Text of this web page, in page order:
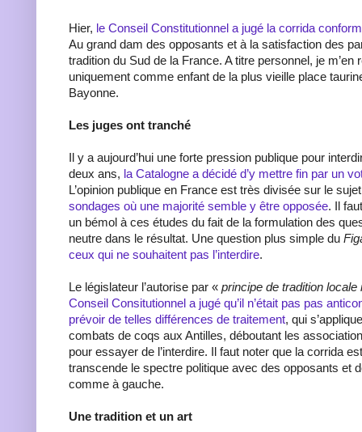
Hier, le Conseil Constitutionnel a jugé la corrida
Au grand dam des opposants et à la satisfaction des
tradition du Sud de la France. A titre personnel, je m’en
uniquement comme enfant de la plus vieille place
Bayonne.
Les juges ont tranché
Il y a aujourd’hui une forte pression publique pour
deux ans, la Catalogne a décidé d’y mettre fin par un
L’opinion publique en France est très divisée sur le
sondages où une majorité semble y être opposée. Il
un bémol à ces études du fait de la formulation des
neutre dans le résultat. Une question plus simple du
ceux qui ne souhaitent pas l’interdire.
Le législateur l’autorise par « principe de tradition
Conseil Consitutionnel a jugé qu’il n’était pas pas
prévoir de telles différences de traitement, qui
combats de coqs aux Antilles, déboutant les
pour essayer de l’interdire. Il faut noter que la corrida
transcende le spectre politique avec des opposants et
comme à gauche.
Une tradition et un art